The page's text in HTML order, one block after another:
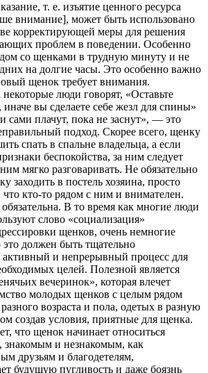
т. е. изъятие ценного ресурса
внимание], может быть использовано
корректирующей меры для решения
проблем в поведении. Особенно
со щенками в трудную минуту и ​​не
на долгие часы. Это особенно важно
щенок требует внимания.
люди говорят, «Оставьте
вы сделаете себе жезл для спины»
сами плачут, пока не заснут», — это
подход. Скорее всего, щенку
спать в спальне владельца, а если
беспокойства, за ним следует
мягко разговаривать. Не обязательно
заходить в постель хозяина, просто
кто-то рядом с ним и внимателен.
В то время как многие люди
слово «социализация»
щенков, очень немногие
должен быть тщательно
и непрерывный процесс для
целей. Полезной является
вечеринок», которая влечет
молодых щенков с целым рядом
возраста и пола, одетых в разную
создав условия, приятные для щенка.
что щенок начинает относиться
знакомым и незнакомым, как
друзьям и благодетелям,
будущую пугливость и даже боязнь